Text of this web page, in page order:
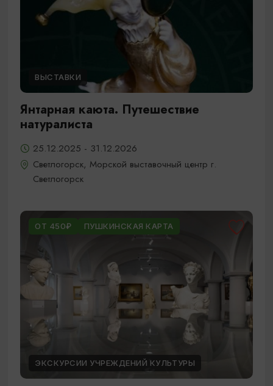
ВЫСТАВКИ
Янтарная каюта. Путешествие
натуралиста
25.12.2025 - 31.12.2026
Светлогорск, Морской выставочный центр г.
Светлогорск
ОТ 450₽ ПУШКИНСКАЯ КАРТА
ЭКСКУРСИИ УЧРЕЖДЕНИЙ КУЛЬТУРЫ